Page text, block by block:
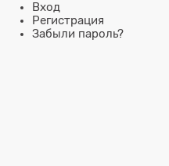
Вход
Регистрация
Забыли пароль?